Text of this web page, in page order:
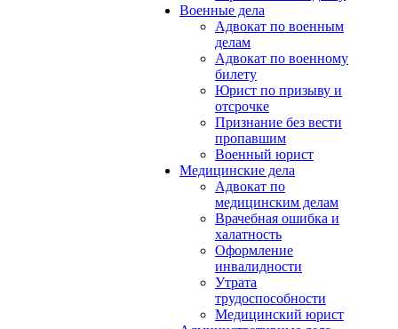
Военные дела
Адвокат по военным
делам
Адвокат по военному
билету
Юрист по призыву и
отсрочке
Признание без вести
пропавшим
Военный юрист
Медицинские дела
Адвокат по
медицинским делам
Врачебная ошибка и
халатность
Оформление
инвалидности
Утрата
трудоспособности
Медицинский юрист